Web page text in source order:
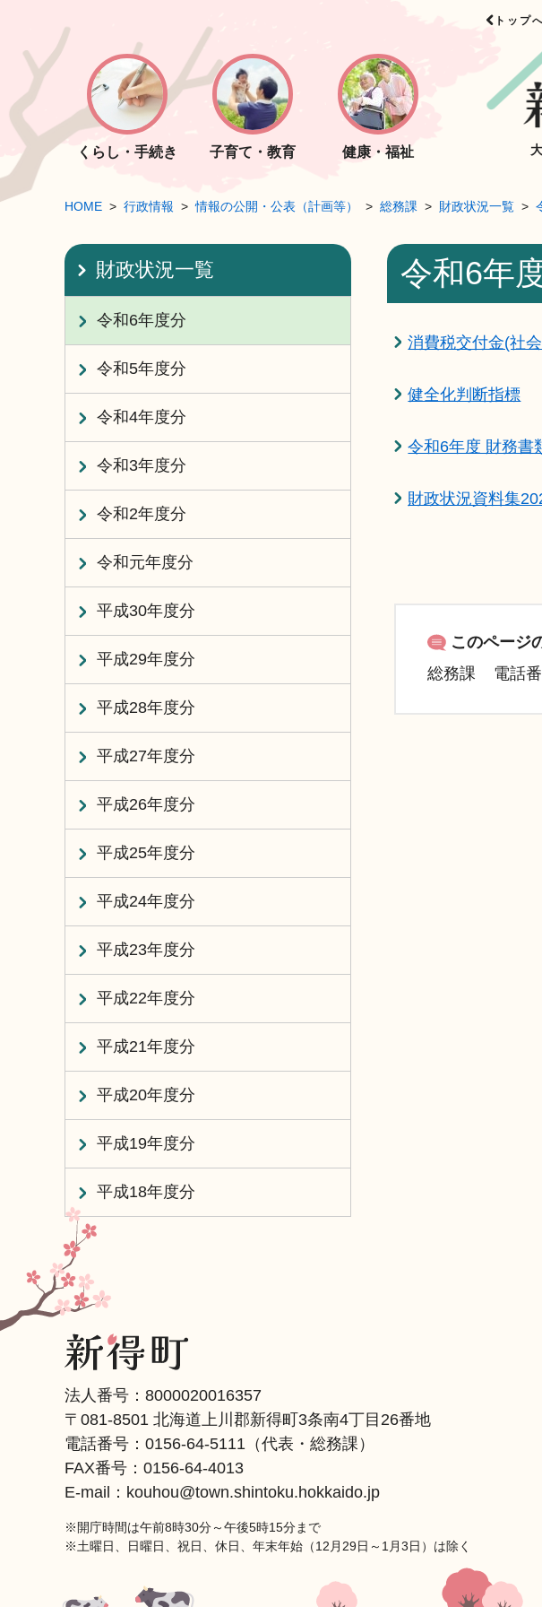
トップ
くらし・手続き 子育て・教育 健康・福祉
HOME 行政情報 情報の公開・公表（計画等） 総務課 財政状況一覧
令和6年
消費税交付金(社
健全化判断指標
令和6年度 財務書
財政状況資料集
このページ
総務課
電話
財政状況一覧
令和6年度分
令和5年度分
令和4年度分
令和3年度分
令和2年度分
令和元年度分
平成30年度分
平成29年度分
平成28年度分
平成27年度分
平成26年度分
平成25年度分
平成24年度分
平成23年度分
平成22年度分
平成21年度分
平成20年度分
平成19年度分
平成18年度分
法人番号：8000020016357
〒081-8501 北海道上川郡新得町3条南4丁目26番地
電話番号： 0156-64-5111 （代表・総務課）
FAX番号：0156-64-4013
E-mail：kouhou@town.shintoku.hokkaido.jp
※開庁時間は午前8時30分～午後5時15分まで
※土曜日、日曜日、祝日、休日、年末年始（12月29日～1月3日）は除く